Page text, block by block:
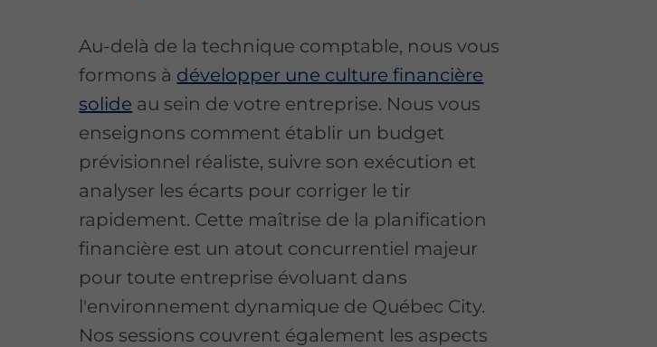
Au-delà de la technique comptable, nous vous
formons à développer une culture financière
solide au sein de votre entreprise. Nous vous
enseignons comment établir un budget
prévisionnel réaliste, suivre son exécution et
analyser les écarts pour corriger le tir
rapidement. Cette maîtrise de la planification
financière est un atout concurrentiel majeur
pour toute entreprise évoluant dans
l'environnement dynamique de Québec City.
Nos sessions couvrent également les aspects